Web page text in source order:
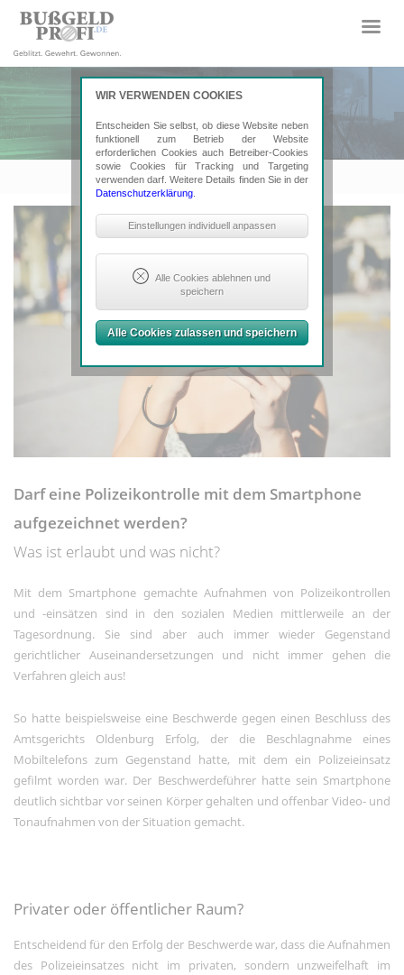
WIR VERWENDEN COOKIES
Entscheiden Sie selbst, ob diese Website neben
funktionell zum Betrieb der Website
erforderlichen Cookies auch Betreiber-Cookies
sowie Cookies für Tracking und Targeting
verwenden darf. Weitere Details finden Sie in der
Datenschutzerklärung
Notwendige Cookies
Funktionalität der Website zu sichern.
Erforderlich: Consent-Entscheidung,
Google ReCaptcha
Tracking- und Targeting-Cookies
Sind erforderlich, um unsere Website
auf Ihre Bedürfnisse hin zu optimieren.
Gestaltung und fortlaufende
Verbesserung unseres Angebotes
einschließlich der Verknüpfung zu
Social-Media-Angeboten.
Betreibercookies
nutzen, mit dem Sie sich Standorte
können.
Einstellungen individuell anpassen
Alle Cookies ablehnen und
speichern
Alle Cookies zulassen und speichern
Darf eine Polizeikontrolle mit dem Smartphone
aufgezeichnet werden?
Was ist erlaubt und was nicht?
Mit dem Smartphone gemachte Aufnahmen von Polizeikontrollen
und -einsätzen sind in den sozialen Medien mittlerweile an der
Tagesordnung. Sie sind aber auch immer wieder Gegenstand
gerichtlicher Auseinandersetzungen und nicht immer gehen die
Verfahren gleich aus!
So hatte beispielsweise eine Beschwerde gegen einen Beschluss des
Amtsgerichts Oldenburg Erfolg, der die Beschlagnahme eines
Mobiltelefons zum Gegenstand hatte, mit dem ein Polizeieinsatz
gefilmt worden war. Der Beschwerdeführer hatte sein Smartphone
deutlich sichtbar vor seinen Körper gehalten und offenbar Video- und
Tonaufnahmen von der Situation gemacht.
Privater oder öffentlicher Raum?
Entscheidend für den Erfolg der Beschwerde war, dass die Aufnahmen
des Polizeieinsatzes nicht im privaten, sondern unzweifelhaft im